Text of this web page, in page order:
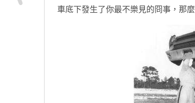
車底下發生了你最不樂見的冏事，那